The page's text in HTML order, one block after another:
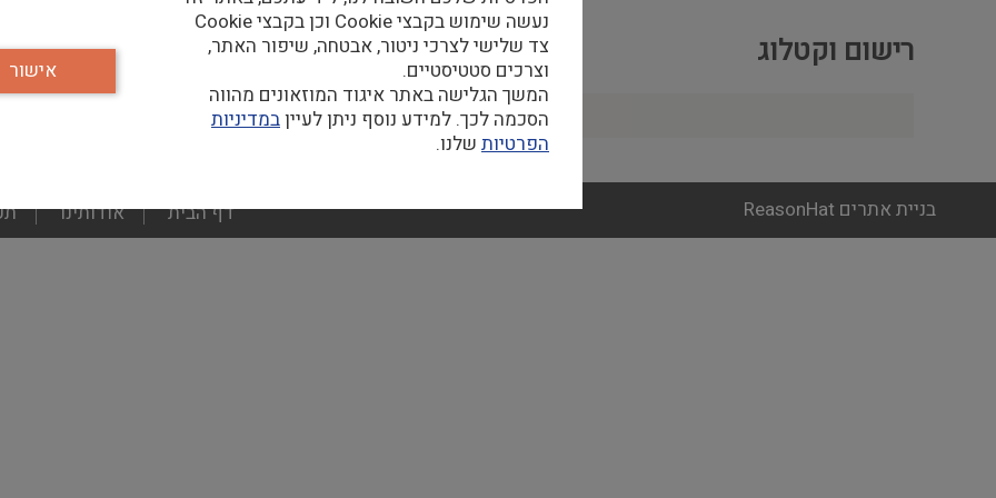
רישום וקטלוג
footer
menu
דף הבית אודותינו בניית אתרים ReasonHat
נעשה שימוש בקבצי Cookie וכן בקבצי Cookie
צד שלישי לצרכי ניטור, אבטחה, שיפור האתר,
וצרכים סטטיסטיים.
המשך הגלישה באתר איגוד המוזאונים מהווה
הסכמה לכך. למידע נוסף ניתן לעייןבמדיניות
הפרטיות שלנו.
אישור